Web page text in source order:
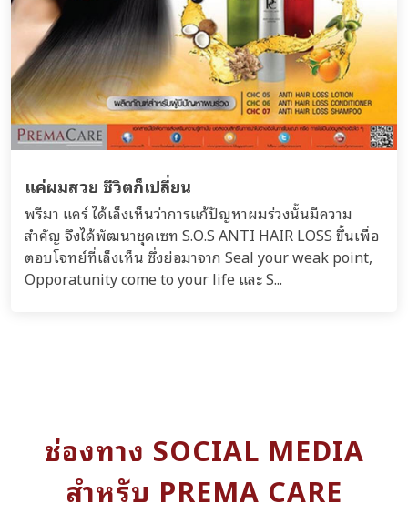
แค่ผมสวย ชีวิตก็เปลี่ยน
พรีมา แคร์ ได้เล็งเห็นว่าการแก้ปัญหาผมร่วงนั้นมีความ
สำคัญ จึงได้พัฒนาชุดเซท S.O.S ANTI HAIR LOSS ขึ้นเพื่อ
ตอบโจทย์ที่เล็งเห็น ซึ่งย่อมาจาก Seal your weak point,
Opporatunity come to your life และ S...
ช่องทาง SOCIAL MEDIA
สำหรับ PREMA CARE